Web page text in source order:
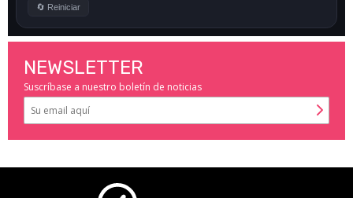
NEWSLETTER
Suscríbase a nuestro boletín de noticias